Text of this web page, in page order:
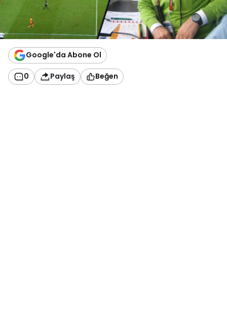
Google'da Abone Ol
0 Paylaş Beğen